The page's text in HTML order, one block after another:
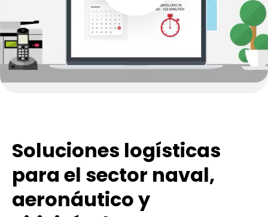
Soluciones logísticas
para el sector naval,
aeronáutico y